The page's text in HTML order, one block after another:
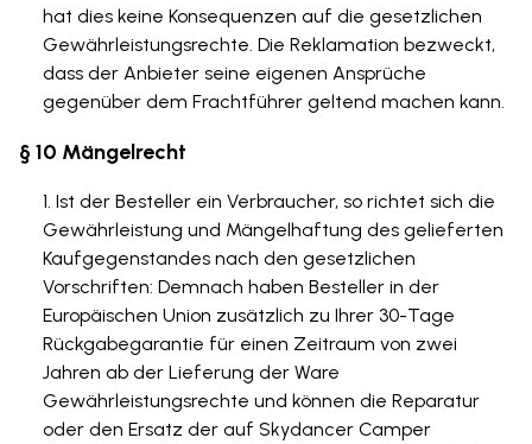
hat dies keine Konsequenzen auf die gesetzlichen
Gewährleistungsrechte. Die Reklamation bezweckt,
dass der Anbieter seine eigenen Ansprüche
gegenüber dem Frachtführer geltend machen kann.
§ 10 Mängelrecht
Ist der Besteller ein Verbraucher, so richtet sich die
Gewährleistung und Mängelhaftung des gelieferten
Kaufgegenstandes nach den gesetzlichen
Vorschriften: Demnach haben Besteller in der
Europäischen Union zusätzlich zu Ihrer 30-Tage
Rückgabegarantie für einen Zeitraum von zwei
Jahren ab der Lieferung der Ware
Gewährleistungsrechte und können die Reparatur
oder den Ersatz der auf Skydancer Camper